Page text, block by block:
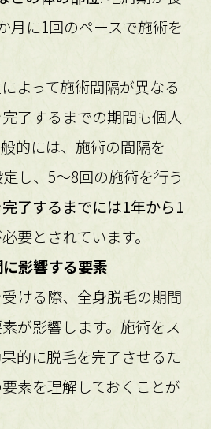
月に1回のペースで施術を
よって施術間隔が異なる
了するまでの期間も個人
的には、施術の間隔を
し、5〜8回の施術を行う
了するまでには1年から1
要とされています。
影響する要素
ける際、全身脱毛の期間
が影響します。施術をス
的に脱毛を完了させるた
素を理解しておくことが